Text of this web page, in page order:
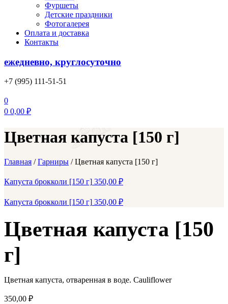
Фуршеты
Детские праздники
Фотогалерея
Оплата и доставка
Контакты
ежедневно, круглосуточно
+7 (995) 111-51-51
0
0 0,00 ₽
Цветная капуста [150 г]
Главная /Гарниры /Цветная капуста [150 г]
Капуста брокколи [150 г] 350,00 ₽
Капуста брокколи [150 г] 350,00 ₽
Цветная капуста [150
г]
Цветная капуста, отваренная в воде. Cauliflower
350,00 ₽